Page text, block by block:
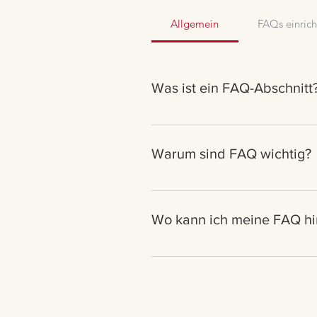
Allgemein FAQs
Was ist ein FAQ-
Mit einem FAQ-Abschnitt kannst
Warum sind FAQ wichtig?
Über FAQ erhalten Website-
Wo kann ich meine FAQ
Du kannst FAQ zu jeder